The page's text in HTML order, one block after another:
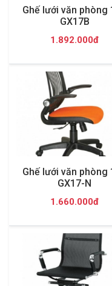
Ghế lưới văn phòng
GX17B
1.892.000đ
Ghế lưới văn phòng
GX17-N
1.660.000đ